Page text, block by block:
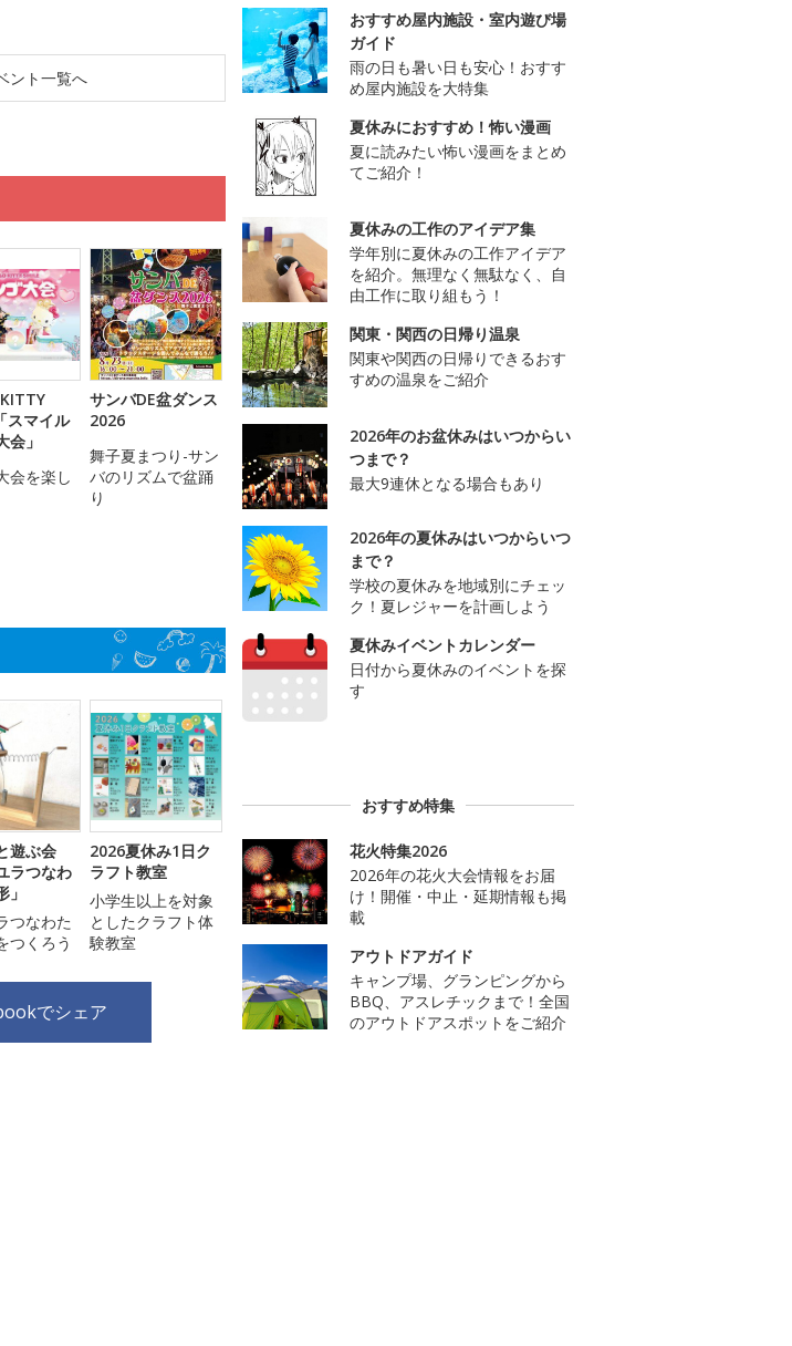
ント一覧へ
スマイル
会」
会を楽し
サンバDE盆ダンス
2026
舞子夏まつり-サン
バのリズムで盆踊
り
遊ぶ会
ラつなわ
」
つなわた
つくろう
2026夏休み1日ク
ラフト教室
小学生以上を対象
としたクラフト体
験教室
でシェア
おすすめ屋内施設・室内遊び場
ガイド
雨の日も暑い日も安心！おすす
め屋内施設を大特集
夏休みにおすすめ！怖い漫画
夏に読みたい怖い漫画をまとめ
てご紹介！
夏休みの工作のアイデア集
学年別に夏休みの工作アイデア
を紹介。無理なく無駄なく、自
由工作に取り組もう！
関東・関西の日帰り温泉
関東や関西の日帰りできるおす
すめの温泉をご紹介
2026年のお盆休みはいつからい
つまで？
最大9連休となる場合もあり
2026年の夏休みはいつからいつ
まで？
学校の夏休みを地域別にチェッ
ク！夏レジャーを計画しよう
夏休みイベントカレンダー
日付から夏休みのイベントを探
す
おすすめ特集
花火特集2026
2026年の花火大会情報をお届
け！開催・中止・延期情報も掲
載
アウトドアガイド
キャンプ場、グランピングから
BBQ、アスレチックまで！全国
のアウトドアスポットをご紹介